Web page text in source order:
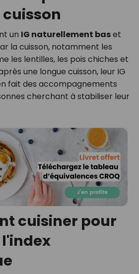
un IG naturellement baset
la cuisson, notamment les
les lentilles, les pois chiches et
une longue cuisson, leur IG
fait des accompagnements
cherchant à stabiliser leur
cuisiner pour